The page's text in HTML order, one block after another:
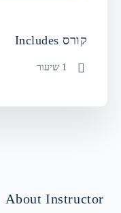
About Instructor
קורס Includes
1 שיעור